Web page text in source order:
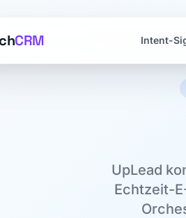
CRM Intent-
UpLead
Echtzeit-